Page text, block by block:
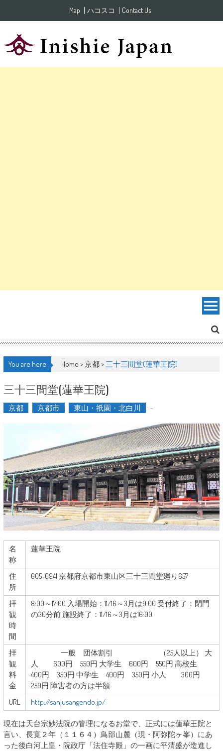
Map ハコスコ Contact Us
You are here Home >京都>三十三間堂(蓮華王院)
三十三間堂(蓮華王院)
京都 京都市 東山・祇園・北白川 -
名
称
蓮華王院
住
所
605-0941 京都府京都市東山区三十三間堂廻り657
拝
観
時
間
8:00～17:00 入場開始：11/16～3月は9:00 受付終了：閉門
の30分前 施設終了：11/16～3月は16:00
拝
観
料
金
一般 団体割引 （25人以上） 大
人 600円 550円 大学生 600円 550円 高校生
400円 350円 中学生 400円 350円 小人 300円
250円 障害者の方は半額
URL
http://sanjusangendo.jp/
現在は天台宗妙法院の管理になるお堂で、正式には蓮華王院と
言い、長寛２年（１１６４）鳥部山麓（現・阿弥陀ヶ峯）にあ
った後白河上皇・院政庁「法住寺殿」の一画に平清盛が造進し